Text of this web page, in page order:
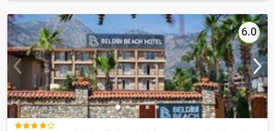
6.0
